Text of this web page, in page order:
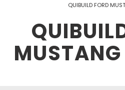
QUIBUILD FORD